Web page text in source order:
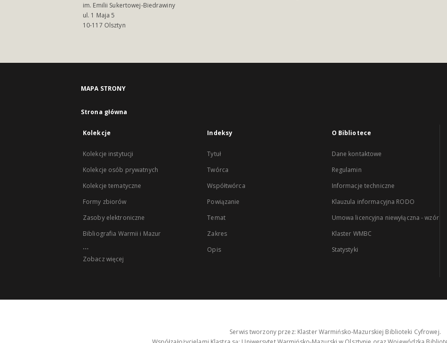
im. Emilii Sukertowej-Biedrawiny
ul. 1 Maja 5
10-117 Olsztyn
MAPA STRONY
Strona główna
Kolekcje
Kolekcje instytucji
Kolekcje osób prywatnych
Kolekcje tematyczne
Formy zbiorów
Zasoby elektroniczne
Bibliografia Warmii i Mazur
...
Zobacz więcej
Indeksy
Tytuł
Twórca
Współtwórca
Powiązanie
Temat
Zakres
Opis
O Bibliotece
Dane kontaktowe
Regulamin
Informacje techniczne
Klauzula informacyjna RODO
Umowa licencyjna niewyłączna - wzór
Klaster WMBC
Statystyki
Serwis tworzony przez: Klaster Warmińsko-Mazurskiej Biblioteki Cyfrowej.